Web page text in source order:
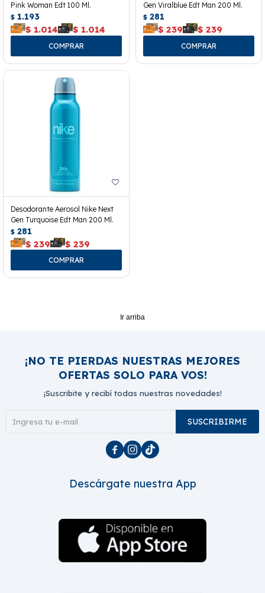
Pink Woman Edt 100 Ml.
$ 1.193
$ 1.014 $ 1.014
Gen Viralblue Edt Man 200 Ml.
$ 281
$ 239 $ 239
Desodorante Aerosol Nike Next
Gen Turquoise Edt Man 200 Ml.
$ 281
$ 239 $ 239
Ir arriba
¡NO TE PIERDAS NUESTRAS MEJORES
OFERTAS SOLO PARA VOS!
¡Suscribite y recibí todas nuestras novedades!
SUSCRIBIRME
  
Descárgate nuestra App